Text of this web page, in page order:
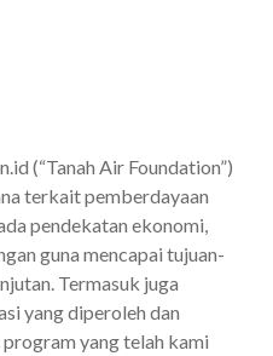
(“Tanah Air Foundation”)
terkait pemberdayaan
pendekatan ekonomi,
guna mencapai tujuan-
Termasuk juga
yang diperoleh dan
yang telah kami